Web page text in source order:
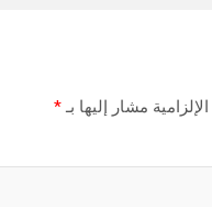
مشار إليها بـ*